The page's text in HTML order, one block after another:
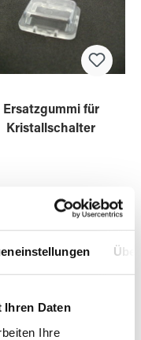
Daten
Ihre
Ersatzgummi für
Kristallschalter
3010205